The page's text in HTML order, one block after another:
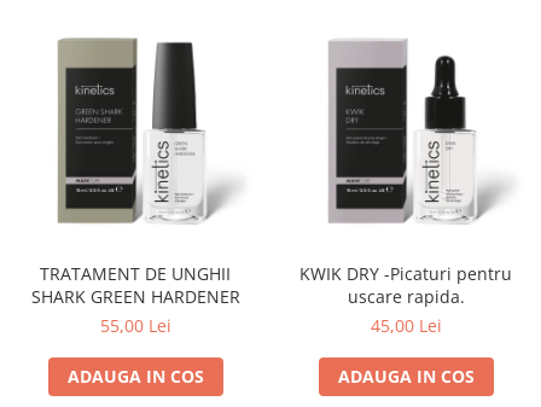
TRATAMENT DE UNGHII
SHARK GREEN HARDENER
55,00 Lei
ADAUGA IN COS
KWIK DRY -Picaturi pentru
uscare rapida.
45,00 Lei
ADAUGA IN COS